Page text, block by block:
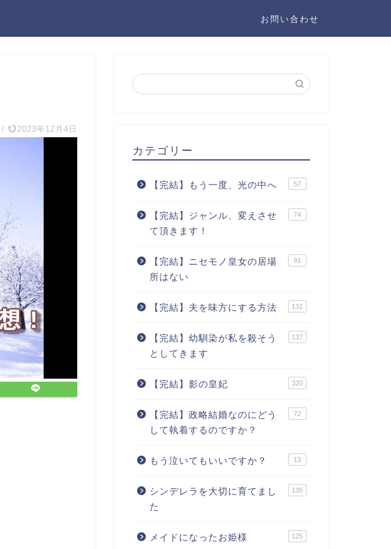
お問い合わせ
/ 2023年12月4日
カテゴリー
【完結】もう一度、光の中へ 57
【完結】ジャンル、変えさせ
て頂きます！
74
【完結】ニセモノ皇女の居場
所はない
91
【完結】夫を味方にする方法 131
【完結】幼馴染が私を殺そう
としてきます
137
【完結】影の皇妃 320
【完結】政略結婚なのにどう
して執着するのですか？
72
もう泣いてもいいですか？ 13
シンデレラを大切に育てまし
た
135
メイドになったお姫様 125